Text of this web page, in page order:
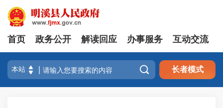
首页 政务公开 解读回应 办事服务 互动交流
 长者模式